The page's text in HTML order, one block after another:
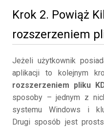
Krok 2. Powiąż
rozszerzeniem
Jeżeli użytkownik
aplikacji to kolejnym
rozszerzeniem pliku
sposoby – jednym z
systemu Windows i
Drugi sposób jest